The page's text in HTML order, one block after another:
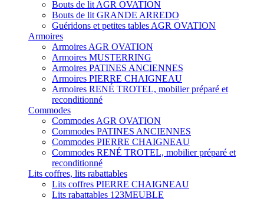
Bouts de lit AGR OVATION
Bouts de lit GRANDE ARREDO
Guéridons et petites tables AGR OVATION
Armoires
Armoires AGR OVATION
Armoires MUSTERRING
Armoires PATINES ANCIENNES
Armoires PIERRE CHAIGNEAU
Armoires RENÉ TROTEL, mobilier préparé et
reconditionné
Commodes
Commodes AGR OVATION
Commodes PATINES ANCIENNES
Commodes PIERRE CHAIGNEAU
Commodes RENÉ TROTEL, mobilier préparé et
reconditionné
Lits coffres, lits rabattables
Lits coffres PIERRE CHAIGNEAU
Lits rabattables 123MEUBLE